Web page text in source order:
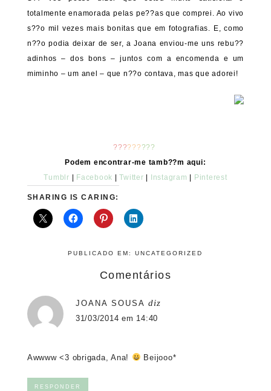
totalmente enamorada pelas pe??as que comprei. Ao vivo
s??o mil vezes mais bonitas que em fotografias. E, como
n??o podia deixar de ser, a Joana enviou-me uns rebu??
adinhos – dos bons – juntos com a encomenda e um
miminho – um anel – que n??o contava, mas que adorei!
?????? ???
Podem encontrar-me tamb??m aqui:
Tumblr
Facebook |Twitter Instagram Pinterest
SHARING IS CARING:
PUBLICADO EM:UNCATEGORIZED
Comentários
JOANA SOUSA diz
31/03/2014 em 14:40
Awwww <3 obrigada, Ana! Beijooo*
RESPONDER